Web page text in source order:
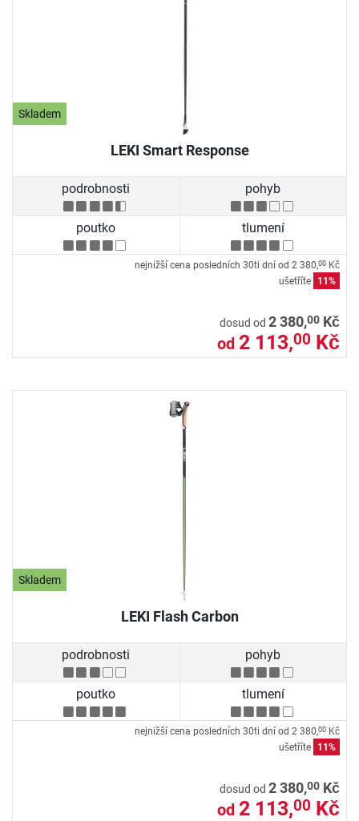
Skladem
LEKI Smart Response
podrobnosti pohyb
poutko tlumení
nejnižší cena posledních 30ti dní od 2 380,00 Kč
ušetříte
11%
dosud od 2 380,00 Kč
od 2 113,00 Kč
Skladem
LEKI Flash Carbon
podrobnosti pohyb
poutko tlumení
nejnižší cena posledních 30ti dní od 2 380,00 Kč
ušetříte
11%
dosud od 2 380,00 Kč
od 2 113,00 Kč